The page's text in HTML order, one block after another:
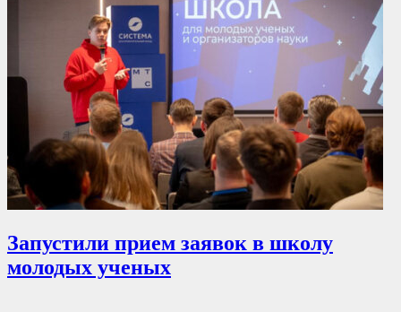
Запустили прием заявок в школу
молодых ученых